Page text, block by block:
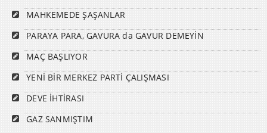
MAHKEMEDE ŞAŞANLAR
PARAYA PARA, GAVURA da GAVUR DEMEYİN
MAÇ BAŞLIYOR
YENİ BİR MERKEZ PARTİ ÇALIŞMASI
DEVE İHTİRASI
GAZ SANMIŞTIM